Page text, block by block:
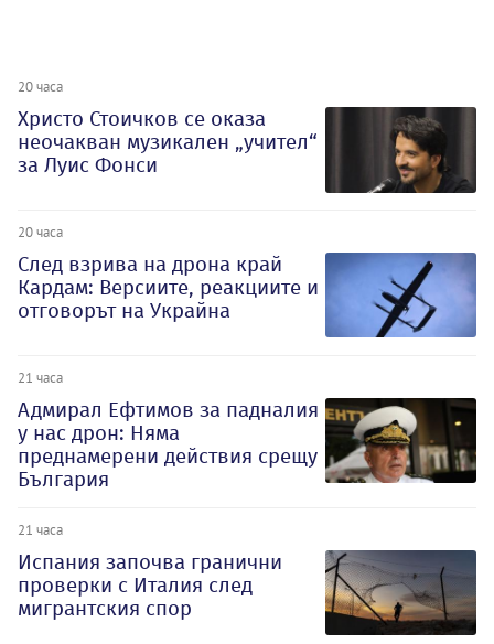
20 часа
Христо Стоичков се оказа
неочакван музикален „учител“
за Луис Фонси
20 часа
След взрива на дрона край
Кардам: Версиите, реакциите и
отговорът на Украйна
21 часа
Адмирал Ефтимов за падналия
у нас дрон: Няма
преднамерени действия срещу
България
21 часа
Испания започва гранични
проверки с Италия след
мигрантския спор